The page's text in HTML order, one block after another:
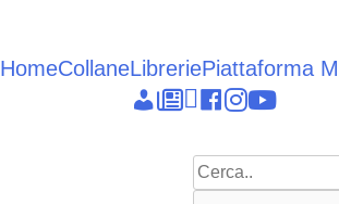
contenuto
HomeCollaneLibreriePiattaforma
Epieikeia
Dettagli
News
Linkedin
facebook
instagram